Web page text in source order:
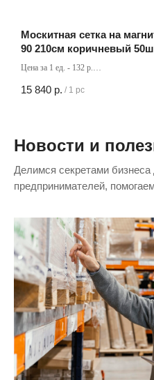
Москитная сетка на
90 210см коричневый
серый 20 шт бордовый 20
чёрный 10 шт голубой 10
зеленый 10 шт
Цена за 1 ед. - 132 р.
15 840 р. / 1 pc
Новости и
Делимся секретами
предпринимателей,